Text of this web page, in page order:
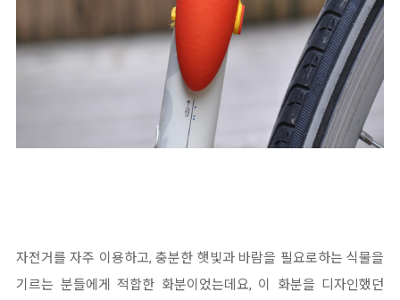
자전거를 자주 이용하고, 충분한 햇빛과 바람을 필요로하는 식물을
기르는 분들에게 적합한 화분이었는데요, 이 화분을 디자인했던